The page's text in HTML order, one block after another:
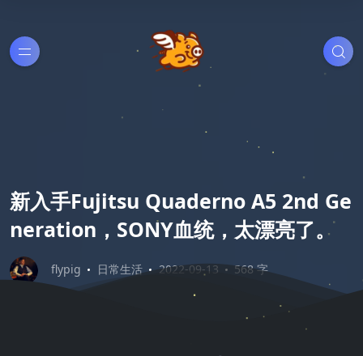
新入手Fujitsu Quaderno A5 2nd Ge
neration，SONY血统，太漂亮了。
flypig 日常生活 2022-09-13 568 字